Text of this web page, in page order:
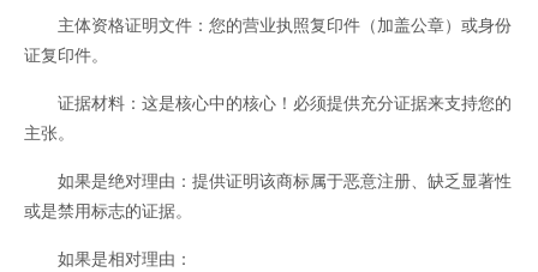
主体资格证明文件：您的营业执照复印件（加盖公章）或身份
证复印件。
证据材料：这是核心中的核心！必须提供充分证据来支持您的
主张。
如果是绝对理由：提供证明该商标属于恶意注册、缺乏显著性
或是禁用标志的证据。
如果是相对理由：